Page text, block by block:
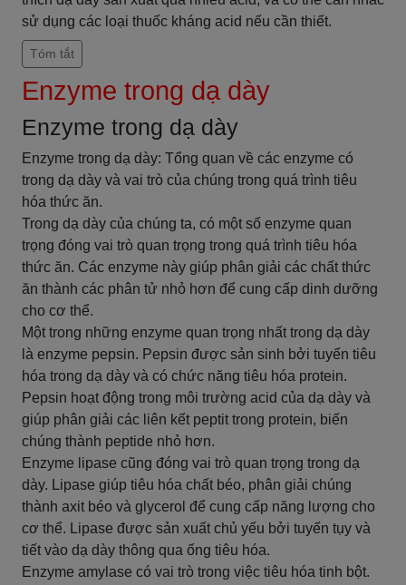
sử dụng các loại thuốc kháng acid nếu cần thiết.
Tóm tắt
Enzyme trong dạ dày
Enzyme trong dạ dày
Enzyme trong dạ dày: Tổng quan về các enzyme có
trong dạ dày và vai trò của chúng trong quá trình tiêu
hóa thức ăn.
Trong dạ dày của chúng ta, có một số enzyme quan
trọng đóng vai trò quan trọng trong quá trình tiêu hóa
thức ăn. Các enzyme này giúp phân giải các chất thức
ăn thành các phân tử nhỏ hơn để cung cấp dinh dưỡng
cho cơ thể.
Một trong những enzyme quan trọng nhất trong dạ dày
là enzyme pepsin. Pepsin được sản sinh bởi tuyến tiêu
hóa trong dạ dày và có chức năng tiêu hóa protein.
Pepsin hoạt động trong môi trường acid của dạ dày và
giúp phân giải các liên kết peptit trong protein, biến
chúng thành peptide nhỏ hơn.
Enzyme lipase cũng đóng vai trò quan trọng trong dạ
dày. Lipase giúp tiêu hóa chất béo, phân giải chúng
thành axit béo và glycerol để cung cấp năng lượng cho
cơ thể. Lipase được sản xuất chủ yếu bởi tuyến tụy và
tiết vào dạ dày thông qua ống tiêu hóa.
Enzyme amylase có vai trò trong việc tiêu hóa tinh bột.